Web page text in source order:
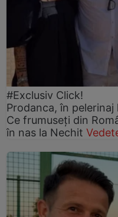
#Exclusiv Click!
Prodanca, în
Ce frumuseți din
în nas la Nechit